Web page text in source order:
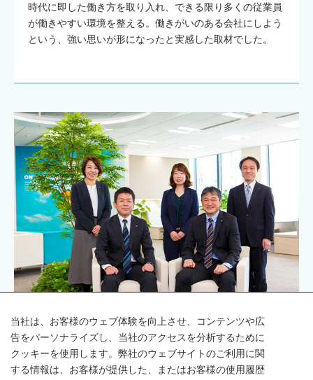
時代に即した働き方を取り入れ、できる限り多くの従業員
が働きやすい環境を整える。働きがいのある会社にしよう
という、強い思いが形になったと実感した取材でした。
今回のオフィス改革に力を注いだ総務部の皆さん。今後もさらなるオフィス
環境の改善に取り組んでいきます。
SHARE
当社は、お客様のウェブ体験を向上させ、コンテンツや広
告をパーソナライズし、当社のアクセスを分析するために
クッキーを使用します。弊社のウェブサイトのご利用に関
する情報は、お客様が提供した、またはお客様の使用履歴